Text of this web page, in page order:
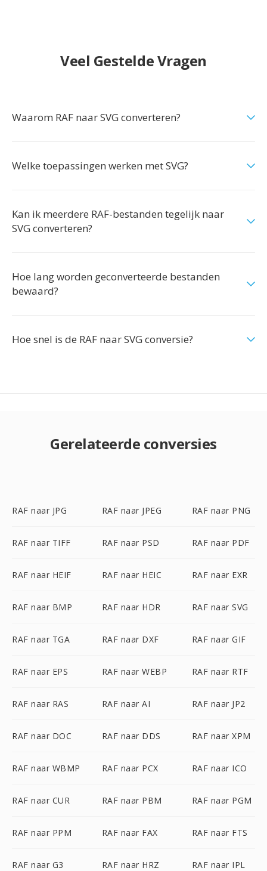
Veel Gestelde Vragen
Waarom RAF naar SVG converteren?
Welke toepassingen werken met SVG?
Kan ik meerdere RAF-bestanden tegelijk naar
SVG converteren?
Hoe lang worden geconverteerde bestanden
bewaard?
Hoe snel is de RAF naar SVG conversie?
Gerelateerde conversies
RAF naar JPG RAF naar JPEG RAF naar PNG
RAF naar TIFF RAF naar PSD RAF naar PDF
RAF naar HEIF RAF naar HEIC RAF naar EXR
RAF naar BMP RAF naar HDR RAF naar SVG
RAF naar TGA RAF naar DXF RAF naar GIF
RAF naar EPS RAF naar WEBP RAF naar RTF
RAF naar RAS RAF naar AI RAF naar JP2
RAF naar DOC RAF naar DDS RAF naar XPM
RAF naar WBMP RAF naar PCX RAF naar ICO
RAF naar CUR RAF naar PBM RAF naar PGM
RAF naar PPM RAF naar FAX RAF naar FTS
RAF naar G3 RAF naar HRZ RAF naar IPL